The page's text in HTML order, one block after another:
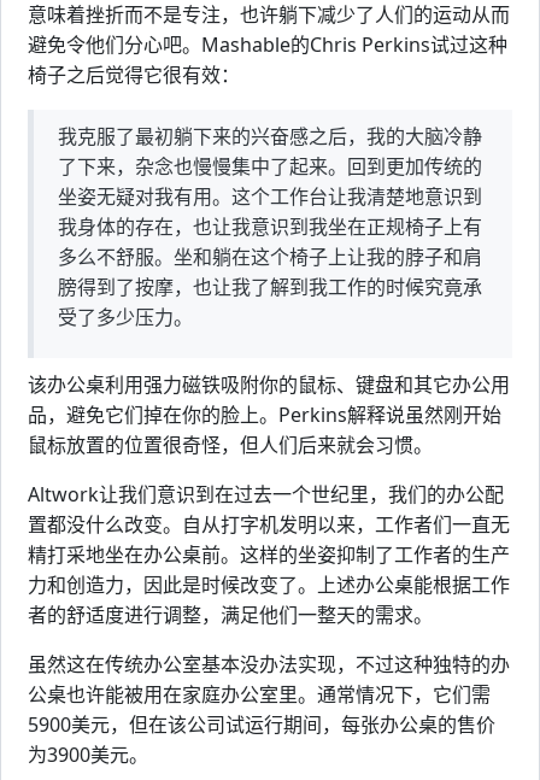
意味着挫折而不是专注，也许躺下减少了人们的运动从而
避免令他们分心吧。Mashable的Chris Perkins试过这种
椅子之后觉得它很有效：
我克服了最初躺下来的兴奋感之后，我的大脑冷静
了下来，杂念也慢慢集中了起来。回到更加传统的
坐姿无疑对我有用。这个工作台让我清楚地意识到
我身体的存在，也让我意识到我坐在正规椅子上有
多么不舒服。坐和躺在这个椅子上让我的脖子和肩
膀得到了按摩，也让我了解到我工作的时候究竟承
受了多少压力。
该办公桌利用强力磁铁吸附你的鼠标、键盘和其它办公用
品，避免它们掉在你的脸上。Perkins解释说虽然刚开始
鼠标放置的位置很奇怪，但人们后来就会习惯。
Altwork让我们意识到在过去一个世纪里，我们的办公配
置都没什么改变。自从打字机发明以来，工作者们一直无
精打采地坐在办公桌前。这样的坐姿抑制了工作者的生产
力和创造力，因此是时候改变了。上述办公桌能根据工作
者的舒适度进行调整，满足他们一整天的需求。
虽然这在传统办公室基本没办法实现，不过这种独特的办
公桌也许能被用在家庭办公室里。通常情况下，它们需
5900美元，但在该公司试运行期间，每张办公桌的售价
为3900美元。